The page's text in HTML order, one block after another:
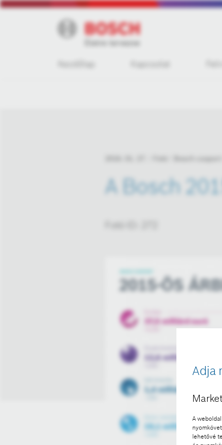
Adja
A
lehetővé
Kezdőlap Kapcsolat
A Bosch